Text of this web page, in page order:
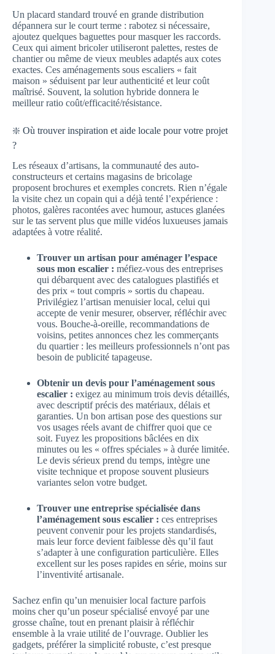
Un placard standard trouvé en grande distribution
dépannera sur le court terme : rabotez si nécessaire,
ajoutez quelques baguettes pour masquer les raccords.
Ceux qui aiment bricoler utiliseront palettes, restes de
chantier ou même de vieux meubles adaptés aux cotes
exactes. Ces aménagements sous escaliers « fait
maison » séduisent par leur authenticité et leur coût
maîtrisé. Souvent, la solution hybride donnera le
meilleur ratio coût/efficacité/résistance.
❇️ Où trouver inspiration et aide locale pour votre projet
?
Les réseaux d’artisans, la communauté des auto-
constructeurs et certains magasins de bricolage
proposent brochures et exemples concrets. Rien n’égale
la visite chez un copain qui a déjà tenté l’expérience :
photos, galères racontées avec humour, astuces glanées
sur le tas servent plus que mille vidéos luxueuses jamais
adaptées à votre réalité.
Trouver un artisan pour aménager l’espace
sous mon escalier : méfiez-vous des entreprises
qui débarquent avec des catalogues plastifiés et
des prix « tout compris » sortis du chapeau.
Privilégiez l’artisan menuisier local, celui qui
accepte de venir mesurer, observer, réfléchir avec
vous. Bouche-à-oreille, recommandations de
voisins, petites annonces chez les commerçants
du quartier : les meilleurs professionnels n’ont pas
besoin de publicité tapageuse.
Obtenir un devis pour l’aménagement sous
escalier : exigez au minimum trois devis détaillés,
avec descriptif précis des matériaux, délais et
garanties. Un bon artisan pose des questions sur
vos usages réels avant de chiffrer quoi que ce
soit. Fuyez les propositions bâclées en dix
minutes ou les « offres spéciales » à durée limitée.
Le devis sérieux prend du temps, intègre une
visite technique et propose souvent plusieurs
variantes selon votre budget.
Trouver une entreprise spécialisée dans
l’aménagement sous escalier : ces entreprises
peuvent convenir pour les projets standardisés,
mais leur force devient faiblesse dès qu’il faut
s’adapter à une configuration particulière. Elles
excellent sur les poses rapides en série, moins sur
l’inventivité artisanale.
Sachez enfin qu’un menuisier local facture parfois
moins cher qu’un poseur spécialisé envoyé par une
grosse chaîne, tout en prenant plaisir à réfléchir
ensemble à la vraie utilité de l’ouvrage. Oublier les
gadgets, préférer la simplicité robuste, c’est presque